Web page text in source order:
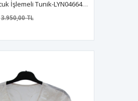
Behrem Boncuk İşlemeli Tunik-LYN04664 Haki
3.950,00 TL